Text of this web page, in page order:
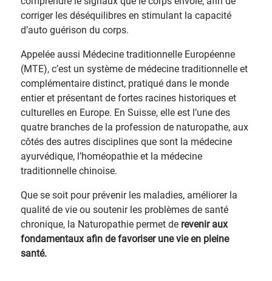
corriger les déséquilibres en stimulant la capacité
d’auto guérison du corps.
Appelée aussi Médecine traditionnelle Européenne
(MTE), c’est un système de médecine traditionnelle et
complémentaire distinct, pratiqué dans le monde
entier et présentant de fortes racines historiques et
culturelles en Europe. En Suisse, elle est l’une des
quatre branches de la profession de naturopathe, aux
côtés des autres disciplines que sont la médecine
ayurvédique, l’homéopathie et la médecine
traditionnelle chinoise.
Que se soit pour prévenir les maladies, améliorer la
qualité de vie ou soutenir les problèmes de santé
chronique, la Naturopathie permet de revenir aux
fondamentaux afin de favoriser une vie en pleine
santé.